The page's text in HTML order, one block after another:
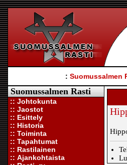
: Suomussalmen
Suomussalmen Rasti
:: Johtokunta
:: Jaostot
:: Esittely
:: Historia
:: Toiminta
:: Tapahtumat
:: Rastilainen
:: Ajankohtaista